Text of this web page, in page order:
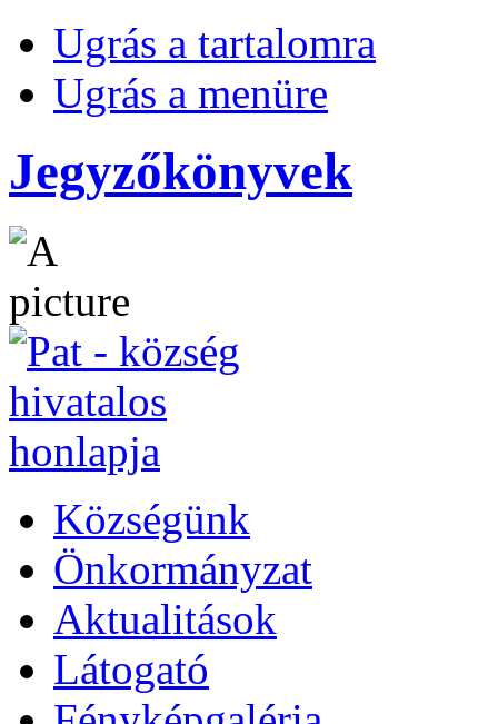
Ugrás a tartalomra
Ugrás a menüre
Jegyzőkönyvek
Községünk
Önkormányzat
Aktualitások
Látogató